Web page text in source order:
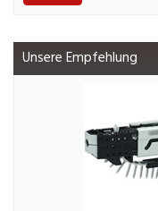
Unsere Empfehlung